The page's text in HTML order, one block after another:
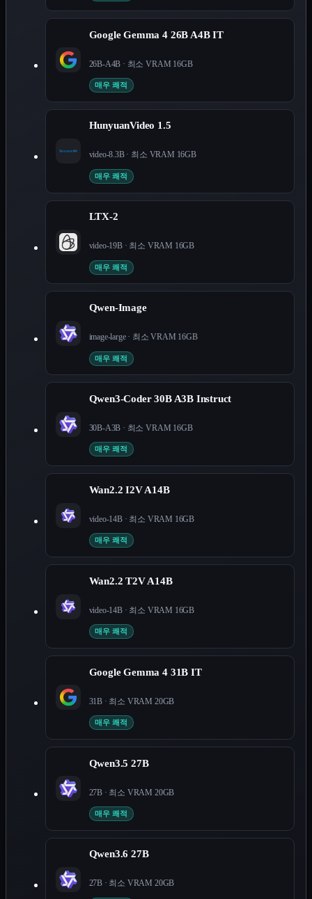
Google Gemma 4 26B A4B IT
26B-A4B · 최소 VRAM 16GB
매우 쾌적
HunyuanVideo 1.5
video-8.3B· 최소 VRAM 16GB
매우 쾌적
LTX-2
video-19B· 최소 VRAM 16GB
매우 쾌적
Qwen-Image
image-large· 최소 VRAM 16GB
매우 쾌적
Qwen3-Coder 30B A3B Instruct
30B-A3B · 최소 VRAM 16GB
매우 쾌적
Wan2.2 I2V A14B
video-14B· 최소 VRAM 16GB
매우 쾌적
Wan2.2 T2V A14B
video-14B· 최소 VRAM 16GB
매우 쾌적
Google Gemma 4 31B IT
31B · 최소 VRAM 20GB
매우 쾌적
Qwen3.5 27B
27B · 최소 VRAM 20GB
매우 쾌적
Qwen3.6 27B
27B · 최소 VRAM 20GB